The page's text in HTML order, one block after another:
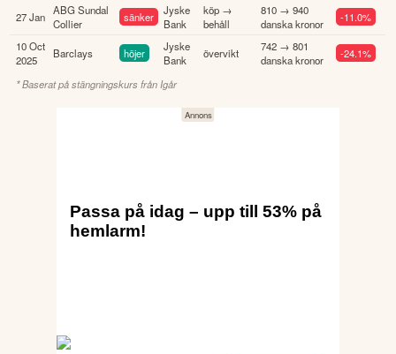
27 Jan
ABG Sundal
Collier
sänker
Jyske
Bank
köp →
behåll
810 → 940
danska kronor
-11.0%
10 Oct
2025
Barclays höjer
Jyske
Bank
övervikt
742 → 801
danska kronor
-24.1%
* Baserat på stängningskurs från Igår